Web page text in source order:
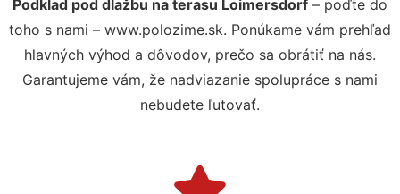
Podklad pod dlažbu na terasu Loimersdorf – poďte do
toho s nami – www.polozime.sk. Ponúkame vám prehľad
hlavných výhod a dôvodov, prečo sa obrátiť na nás.
Garantujeme vám, že nadviazanie spolupráce s nami
nebudete ľutovať.